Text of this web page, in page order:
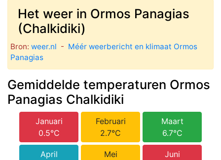
Het weer in Ormos Panagias
(Chalkidiki)
Bron: weer.nl - Méér weerbericht en klimaat Ormos
Panagias
Gemiddelde temperaturen Ormos
Panagias Chalkidiki
Januari
0.5°C
Februari
2.7°C
Maart
6.7°C
April
Mei
Juni